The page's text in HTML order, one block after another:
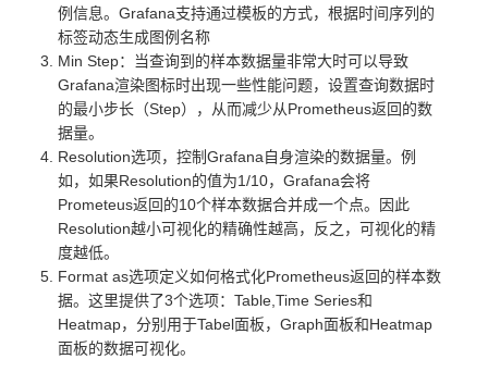
例信息。Grafana支持通过模板的方式，根据时间序列的
标签动态生成图例名称
Min Step：当查询到的样本数据量非常大时可以导致
Grafana渲染图标时出现一些性能问题，设置查询数据时
的最小步长（Step），从而减少从Prometheus返回的数
据量。
Resolution选项，控制Grafana自身渲染的数据量。例
如，如果Resolution的值为1/10，Grafana会将
Prometeus返回的10个样本数据合并成一个点。因此
Resolution越小可视化的精确性越高，反之，可视化的精
度越低。
Format as选项定义如何格式化Prometheus返回的样本数
据。这里提供了3个选项：Table,Time Series和
Heatmap，分别用于Tabel面板，Graph面板和Heatmap
面板的数据可视化。